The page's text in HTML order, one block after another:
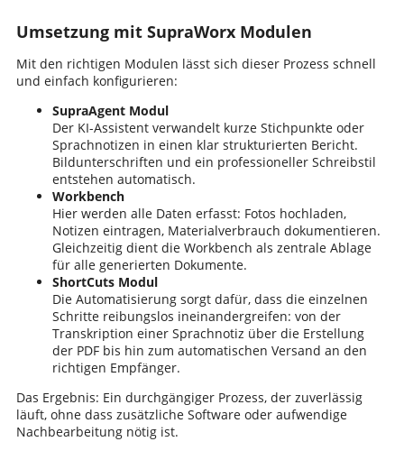
Umsetzung mit SupraWorx Modulen
Mit den richtigen Modulen lässt sich dieser Prozess schnell
und einfach konfigurieren:
SupraAgent Modul
Der KI-Assistent verwandelt kurze Stichpunkte oder
Sprachnotizen in einen klar strukturierten Bericht.
Bildunterschriften und ein professioneller Schreibstil
entstehen automatisch.
Workbench
Hier werden alle Daten erfasst: Fotos hochladen,
Notizen eintragen, Materialverbrauch dokumentieren.
Gleichzeitig dient die Workbench als zentrale Ablage
für alle generierten Dokumente.
ShortCuts Modul
Die Automatisierung sorgt dafür, dass die einzelnen
Schritte reibungslos ineinandergreifen: von der
Transkription einer Sprachnotiz über die Erstellung
der PDF bis hin zum automatischen Versand an den
richtigen Empfänger.
Das Ergebnis: Ein durchgängiger Prozess, der zuverlässig
läuft, ohne dass zusätzliche Software oder aufwendige
Nachbearbeitung nötig ist.